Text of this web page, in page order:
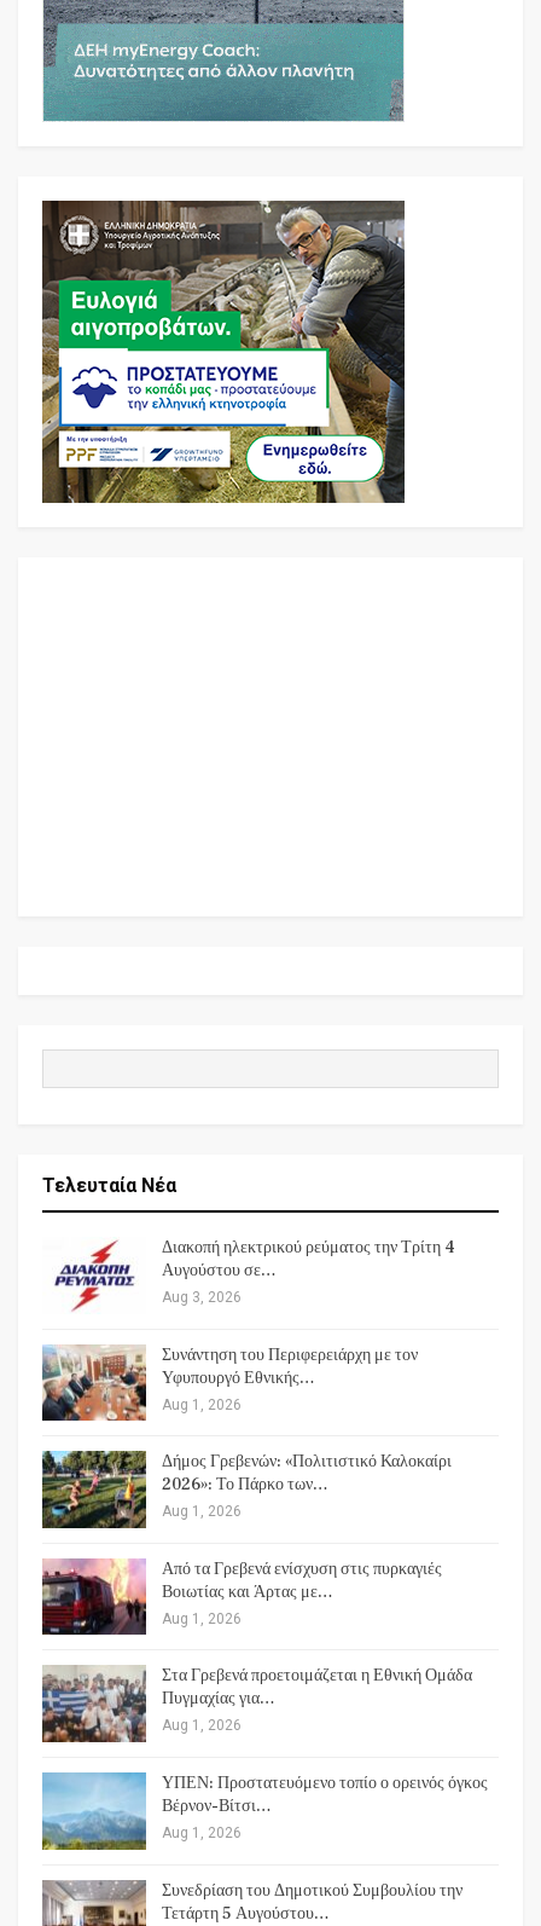
Τελευταία Νέα
Διακοπή ηλεκτρικού ρεύματος την Τρίτη 4
Αυγούστου σε…
Aug 3, 2026
Συνάντηση του Περιφερειάρχη με τον
Υφυπουργό Εθνικής…
Aug 1, 2026
Δήμος Γρεβενών: «Πολιτιστικό Καλοκαίρι
2026»: Το Πάρκο των…
Aug 1, 2026
Από τα Γρεβενά ενίσχυση στις πυρκαγιές
Βοιωτίας και Άρτας με…
Aug 1, 2026
Στα Γρεβενά προετοιμάζεται η Εθνική Ομάδα
Πυγμαχίας για…
Aug 1, 2026
ΥΠΕΝ: Προστατευόμενο τοπίο ο ορεινός όγκος
Βέρνον-Βίτσι…
Aug 1, 2026
Συνεδρίαση του Δημοτικού Συμβουλίου την
Τετάρτη 5 Αυγούστου…